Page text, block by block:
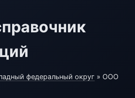
федеральный округ » ООО